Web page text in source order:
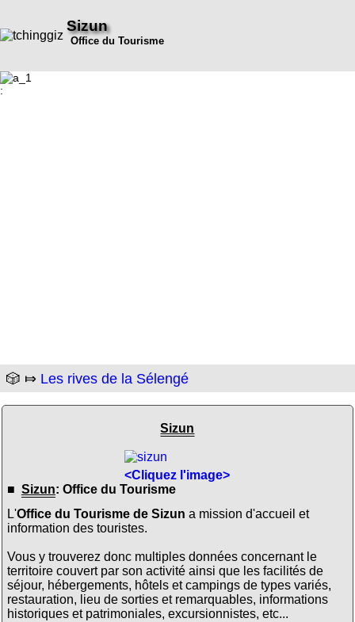
Sizun
Office du Tourisme
:
🎲 ⤇ Les rives de la Sélengé
Sizun
<Cliquez l'image>
■ Sizun: Office du Tourisme
L'Office du Tourisme de Sizun a mission d'accueil et
information des touristes.
Vous y trouverez donc multiples données concernant le
territoire couvert par son activité ainsi que les facilités de
séjour, hébergements, hôtels et campings de types variés,
restauration, lieu de sorties et remarquables, informations
historiques et patrimoniales, excursionnistes, etc...